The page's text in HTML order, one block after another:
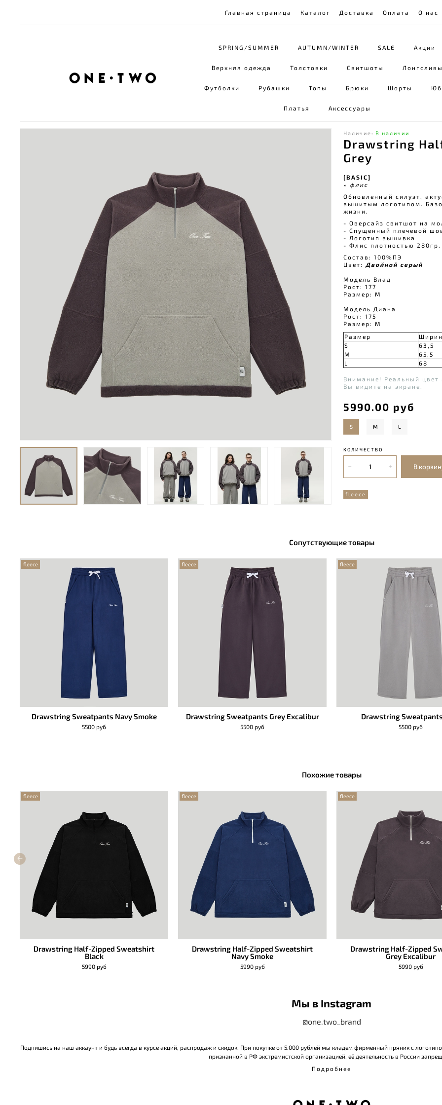
Главная страница Каталог Доставка Оплата О нас
SPRING/SUMMER AUTUMN/WINTER SALE Акции
Верхняя одежда Толстовки Свитшоты
Футболки Рубашки Топы Брюки Шорты
Платья Аксессуары
Наличие: В наличии
fleece
Drawstring
Grey
5990.00 руб
КОЛИЧЕСТВО
В
S M L
[BASIC]
∗ флис
Обновленный силуэт,
вышитым логотипом.
жизни.
- Оверсайз свитшот на
- Спущенный плечевой
- Логотип вышивка ⠀
- Флис плотностью
Состав: 100%ПЭ
Цвет: Двойной серый
Модель Влад
Рост: 177
Размер: М
Модель Диана
Рост: 175
Размер: M
Размер
S
63,5
M
65,5
L
68
Внимание! Реальный цвет
Вы видите на экране.
Сопутствующие товары
fleece
Drawstring Sweatpants Navy Smoke
5500 руб
fleece
Drawstring Sweatpants Grey Excalibur
5500 руб
fleece
Drawstring
5500 руб
Похожие товары
fleece
Drawstring Half-Zipped Sweatshirt
Black
5990 руб
fleece
Drawstring Half-Zipped Sweatshirt
Navy Smoke
5990 руб
fleece
Drawstring Half-Zipped
Grey Excalibur
5990 руб
Мы в Instagram
@one.two_brand
Подпишись на наш аккаунт и будь всегда в курсе акций, распродаж и скидок. При покупке от 5.000 рублей мы кладем фирменный пряник с
признанной в РФ экстремистской организацией, её деятельность в России
Подробнее